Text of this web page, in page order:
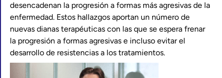
desencadenan la progresión a formas más agresivas de la
enfermedad. Estos hallazgos aportan un número de
nuevas dianas terapéuticas con las que se espera frenar
la progresión a formas agresivas e incluso evitar el
desarrollo de resistencias a los tratamientos.